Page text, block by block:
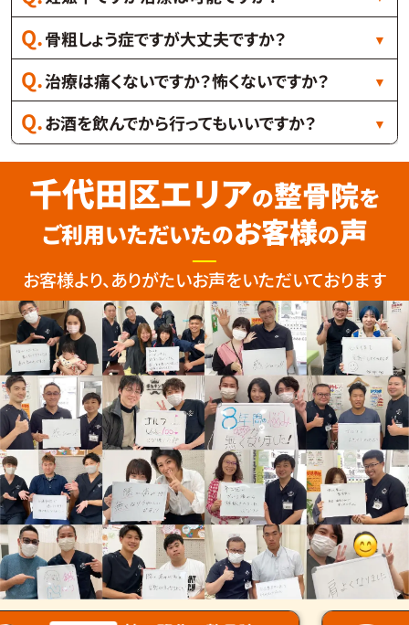
骨粗しょう症ですが大丈夫ですか？
治療は痛くないですか？怖くないですか？
お酒を飲んでから行ってもいいですか？
千代田区エリアの整骨院を
ご利用いただいたのお客様の声
お客様より、ありがたいお声をいただいております